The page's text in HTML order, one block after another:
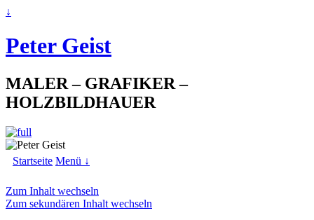
↓
Peter Geist
MALER – GRAFIKER –
HOLZBILDHAUER
Startseite Menü ↓
Zum Inhalt wechseln
Zum sekundären Inhalt wechseln